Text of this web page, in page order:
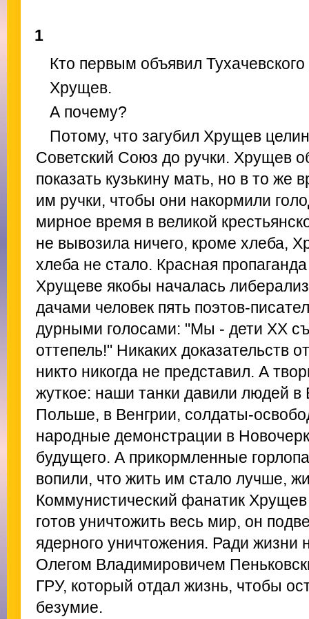
1
Кто первым объявил
Хрущев.
А почему?
Потому, что загубил Хрущев
Советский Союз до ручки. Хрущев
показать кузькину мать, но в то же
им ручки, чтобы они накормили
мирное время в великой
не вывозила ничего, кроме хлеба,
хлеба не стало. Красная
Хрущеве якобы началась
дачами человек пять поэтов-
дурными голосами: "Мы - дети XX
оттепель!" Никаких доказательств
никто никогда не представил. А
жуткое: наши танки давили людей в
Польше, в Венгрии, солдаты-
народные демонстрации в
будущего. А прикормленные
вопили, что жить им стало лучше,
Коммунистический фанатик
готов уничтожить весь мир, он
ядерного уничтожения. Ради
Олегом Владимировичем
ГРУ, который отдал жизнь, чтобы
безумие.